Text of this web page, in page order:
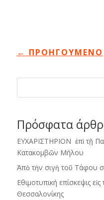
← ΠΡΟΗΓΟΥΜΕΝΟ
Πρόσφατα
ΕΥΧΑΡΙΣΤΗΡΙΟΝ ἐπὶ τῇ
Κατακομβῶν Μήλου
Ἀπὸ τὴν σιγὴ τοῦ Τάφου
Εθιμοτυπική επίσκεψις
Θεσσαλονίκης